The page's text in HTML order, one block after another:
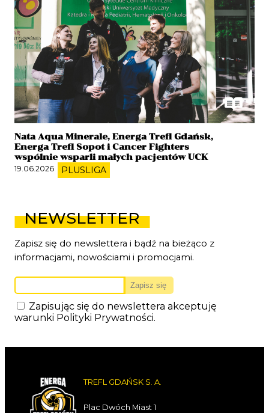
Nata Aqua Minerale, Energa Trefl Gdańsk,
Energa Trefl Sopot i Cancer Fighters
wspólnie wsparli małych pacjentów UCK
19.06.2026 PLUSLIGA
NEWSLETTER
Zapisz się do newslettera i bądź na bieżąco z
informacjami, nowościami i promocjami.
Zapisując się do newslettera akceptuję
warunki Polityki Prywatności.
TREFL GDAŃSK S. A.
Plac Dwóch Miast 1